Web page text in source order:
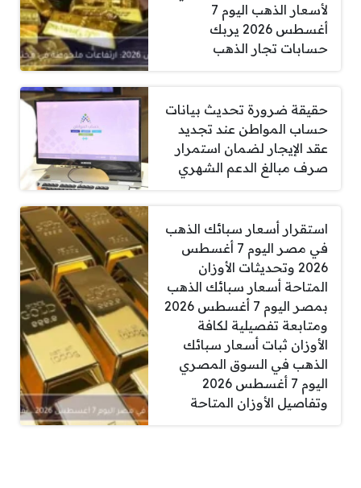
لأسعار الذهب اليوم 7
أغسطس 2026 يربك
حسابات تجار الذهب
حقيقة ضرورة تحديث بيانات
حساب المواطن عند تجديد
عقد الإيجار لضمان استمرار
صرف مبالغ الدعم الشهري
استقرار أسعار سبائك الذهب
في مصر اليوم 7 أغسطس
2026 وتحديثات الأوزان
المتاحة أسعار سبائك الذهب
بمصر اليوم 7 أغسطس 2026
ومتابعة تفصيلية لكافة
الأوزان ثبات أسعار سبائك
الذهب في السوق المصري
اليوم 7 أغسطس 2026
وتفاصيل الأوزان المتاحة